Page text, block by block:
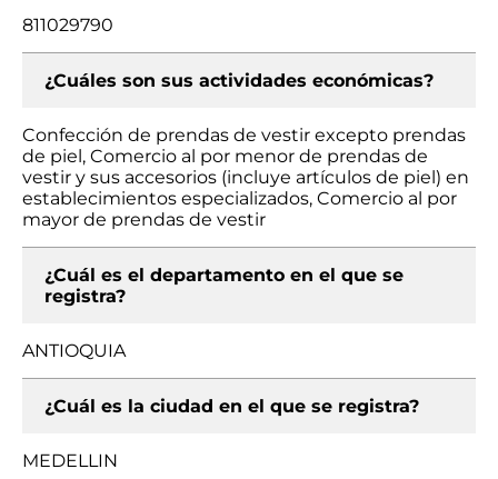
811029790
¿Cuáles son sus actividades económicas?
Confección de prendas de vestir excepto prendas
de piel, Comercio al por menor de prendas de
vestir y sus accesorios (incluye artículos de piel) en
establecimientos especializados, Comercio al por
mayor de prendas de vestir
¿Cuál es el departamento en el que se
registra?
ANTIOQUIA
¿Cuál es la ciudad en el que se registra?
MEDELLIN